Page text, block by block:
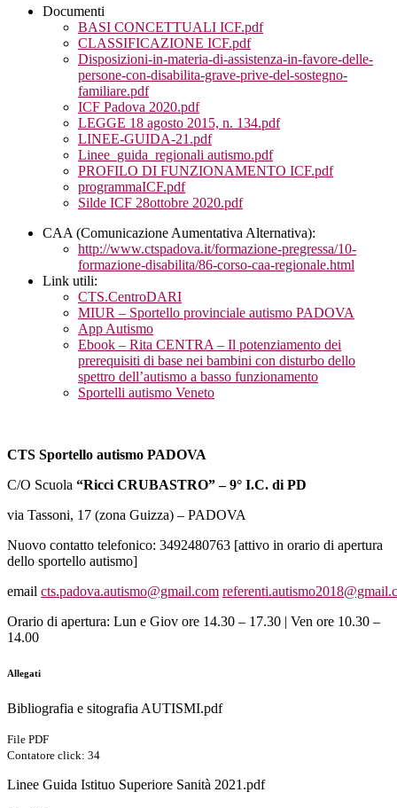
Documenti
BASI CONCETTUALI ICF.pdf
CLASSIFICAZIONE ICF.pdf
Disposizioni-in-materia-di-assistenza-in-favore-delle-
persone-con-disabilita-grave-prive-del-sostegno-
familiare.pdf
ICF Padova 2020.pdf
LEGGE 18 agosto 2015, n. 134.pdf
LINEE-GUIDA-21.pdf
Linee_guida_regionali autismo.pdf
PROFILO DI FUNZIONAMENTO ICF.pdf
programmaICF.pdf
Silde ICF 28ottobre 2020.pdf
CAA (Comunicazione Aumentativa Alternativa):
http://www.ctspadova.it/formazione-pregressa/10-
formazione-disabilita/86-corso-caa-regionale.html
Link utili:
CTS.CentroDARI
MIUR – Sportello provinciale autismo PADOVA
App Autismo
Ebook – Rita CENTRA – Il potenziamento dei
prerequisiti di base nei bambini con disturbo dello
spettro dell’autismo a basso funzionamento
Sportelli autismo Veneto
CTS Sportello autismo PADOVA
C/O Scuola “Ricci CRUBASTRO” – 9° I.C. di PD
via Tassoni, 17 (zona Guizza) – PADOVA
Nuovo contatto telefonico: 3492480763 [attivo in orario di apertura
dello sportello autismo]
email cts.padova.autismo@gmail.com
Orario di apertura: Lun e Giov ore 14.30 – 17.30 | Ven ore 10.30 –
14.00
Allegati
Bibliografia e sitografia AUTISMI.pdf
File PDF
Contatore click: 34
Linee Guida Istituo Superiore Sanità 2021.pdf